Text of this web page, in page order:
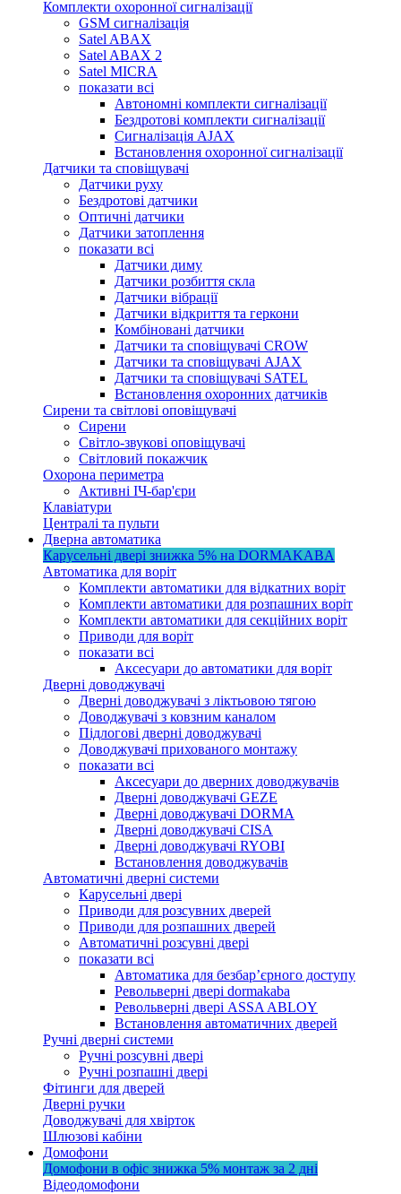
Комплекти охоронної сигналізації
GSM сигналізація
Satel ABAX
Satel ABAX 2
Satel MICRA
показати всі
Автономні комплекти сигналізації
Бездротові комплекти сигналізації
Сигналізація AJAX
Встановлення охоронної сигналізації
Датчики та сповіщувачі
Датчики руху
Бездротові датчики
Оптичні датчики
Датчики затоплення
показати всі
Датчики диму
Датчики розбиття скла
Датчики вібрації
Датчики відкриття та геркони
Комбіновані датчики
Датчики та сповіщувачі CROW
Датчики та сповіщувачі AJAX
Датчики та сповіщувачі SATEL
Встановлення охоронних датчиків
Сирени та світлові оповіщувачі
Сирени
Світло-звукові оповіщувачі
Світловий покажчик
Охорона периметра
Активні ІЧ-бар'єри
Клавіатури
Централі та пульти
Дверна автоматика
Карусельні двері знижка 5% на DORMAKABA
Автоматика для воріт
Комплекти автоматики для відкатних воріт
Комплекти автоматики для розпашних воріт
Комплекти автоматики для секційних воріт
Приводи для воріт
показати всі
Аксесуари до автоматики для воріт
Дверні доводжувачі
Дверні доводжувачі з ліктьовою тягою
Доводжувачі з ковзним каналом
Підлогові дверні доводжувачі
Доводжувачі прихованого монтажу
показати всі
Аксесуари до дверних доводжувачів
Дверні доводжувачі GEZE
Дверні доводжувачі DORMA
Дверні доводжувачі CISA
Дверні доводжувачі RYOBI
Встановлення доводжувачів
Автоматичні дверні системи
Карусельні двері
Приводи для розсувних дверей
Приводи для розпашних дверей
Автоматичні розсувні двері
показати всі
Автоматика для безбар’єрного доступу
Револьверні двері dormakaba
Револьверні двері ASSA ABLOY
Встановлення автоматичних дверей
Ручні дверні системи
Ручні розсувні двері
Ручні розпашні двері
Фітинги для дверей
Дверні ручки
Доводжувачі для хвірток
Шлюзові кабіни
Домофони
Домофони в офіс знижка 5% монтаж за 2 дні
Відеодомофони